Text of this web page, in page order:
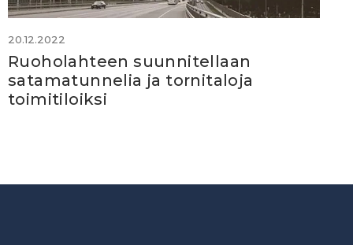
20.12.2022
Ruoholahteen suunnitellaan
satamatunnelia ja tornitaloja
toimitiloiksi